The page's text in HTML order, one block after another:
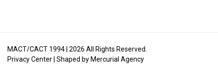
MACT/CACT 1994 | 2026 All Rights Reserved.
Privacy Center | Shaped by Mercurial Agency